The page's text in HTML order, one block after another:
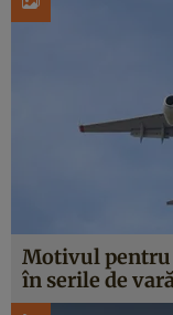
Motivul pentru
în serile de